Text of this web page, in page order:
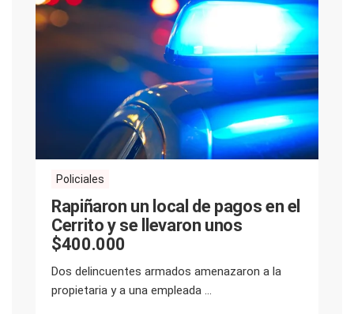
Policiales
Rapiñaron un local de pagos en el
Cerrito y se llevaron unos
$400.000
Dos delincuentes armados amenazaron a la
propietaria y a una empleada ...